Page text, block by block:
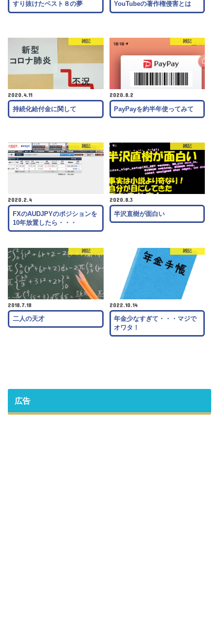
すり抜けたベスト８の夢 YouTubeの著作権侵害とは
雑記
2020.4.11
持続化給付金に関して
雑記
2020.8.2
PayPayを約半年使ってみて
雑記
2020.2.4
FXのAUDJPYのポジションを
10年放置したら・・・
雑記
2020.8.3
半沢直樹が面白い
雑記
2018.7.18
二人の天才
雑記
2022.10.14
年金少なすぎて・・・マジで
オワタ！
広告